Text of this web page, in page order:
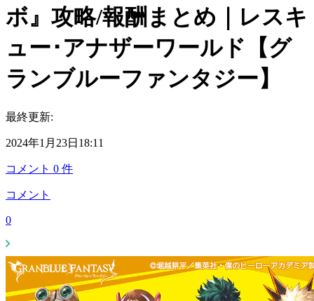
ボ』攻略/報酬まとめ｜レスキ
ュー･アナザーワールド【グ
ランブルーファンタジー】
最終更新:
2024年1月23日18:11
コメント 0 件
コメント
0